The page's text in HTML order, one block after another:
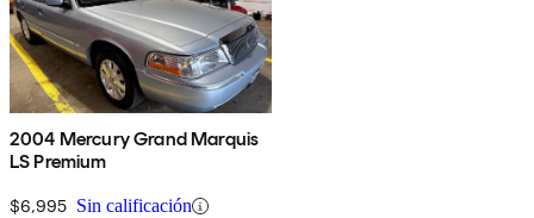
2004 Mercury Grand Marquis
LS Premium
$6,995 Sin calificación